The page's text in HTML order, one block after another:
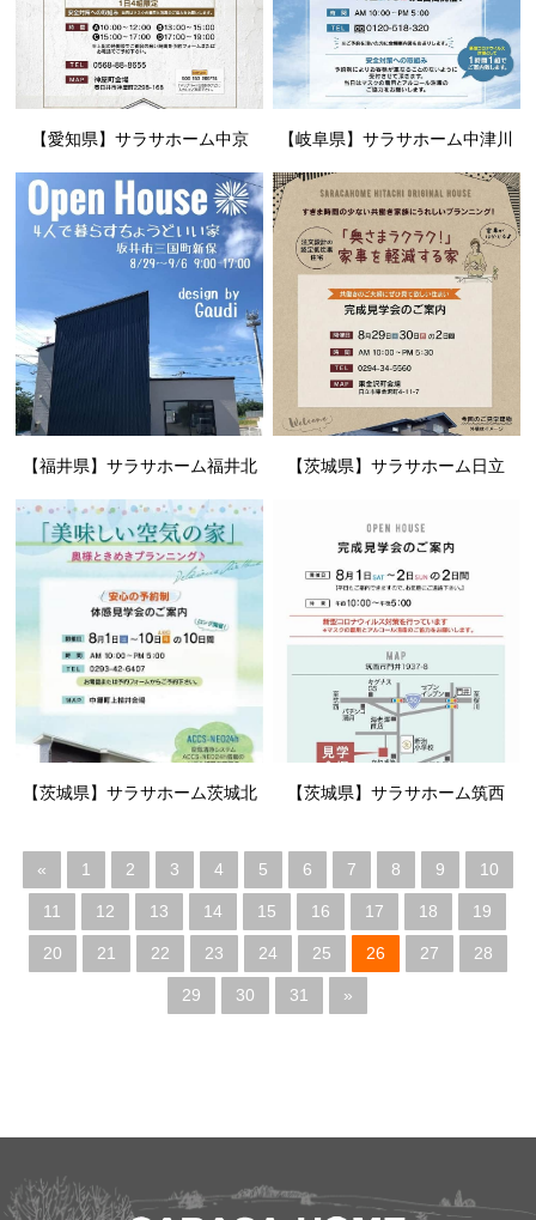
【愛知県】サラサホーム中京 【岐阜県】サラサホーム中津川
【福井県】サラサホーム福井北 【茨城県】サラサホーム日立
【茨城県】サラサホーム茨城北 【茨城県】サラサホーム筑西
« 1 2 3 4 5 6 7 8 9 10
11 12 13 14 15 16 17 18 19
20 21 22 23 24 25 26 27 28
29 30 31 »